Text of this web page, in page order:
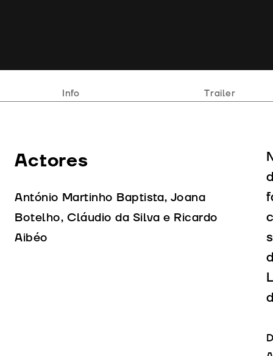
Info Trailer
Actores
António Martinho Baptista, Joana
Botelho, Cláudio da Silva e Ricardo
Aibéo